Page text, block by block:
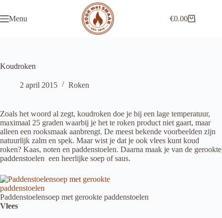
de Menu Winkelwagen
€0.00
Koudroken
2 april 2015 Roken
Zoals het woord al zegt, koudroken doe je bij een lage temperatuur,
maximaal 25 graden waarbij je het te roken product niet gaart, maar
alleen een rooksmaak aanbrengt. De meest bekende voorbeelden zijn
natuurlijk zalm en spek. Maar wist je dat je ook vlees kunt koud
roken? Kaas, noten en paddenstoelen. Daarna maak je van de gerookte
paddenstoelen een heerlijke soep of saus.
Paddenstoelensoep met gerookte paddenstoelen
Vlees